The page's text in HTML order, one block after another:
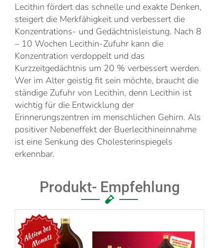
Lecithin fördert das schnelle und exakte Denken,
steigert die Merkfähigkeit und verbessert die
Konzentrations- und Gedächtnisleistung. Nach 8
– 10 Wochen Lecithin-Zufuhr kann die
Konzentration verdoppelt und das
Kurzzeitgedächtnis um 20 % verbessert werden.
Wer im Alter geistig fit sein möchte, braucht die
ständige Zufuhr von Lecithin, denn Lecithin ist
wichtig für die Entwicklung der
Erinnerungszentren im menschlichen Gehirn. Als
positiver Nebeneffekt der Buerlecithineinnahme
ist eine Senkung des Cholesterinspiegels
erkennbar.
Produkt- Empfehlung